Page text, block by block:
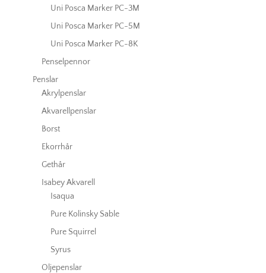
Uni Posca Marker PC-3M
Uni Posca Marker PC-5M
Uni Posca Marker PC-8K
Penselpennor
Penslar
Akrylpenslar
Akvarellpenslar
Borst
Ekorrhår
Gethår
Isabey Akvarell
Isaqua
Pure Kolinsky Sable
Pure Squirrel
Syrus
Oljepenslar